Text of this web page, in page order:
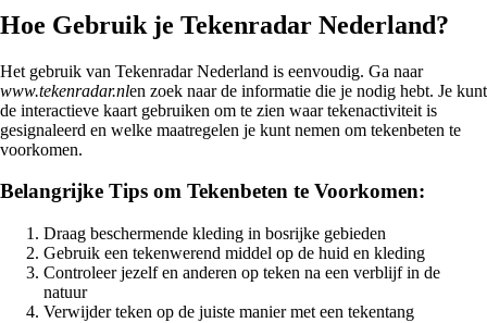
Hoe Gebruik je Tekenradar Nederland?
Het gebruik van Tekenradar Nederland is eenvoudig. Ga naar
www.tekenradar.nlen zoek naar de informatie die je nodig hebt. Je kunt
de interactieve kaart gebruiken om te zien waar tekenactiviteit is
gesignaleerd en welke maatregelen je kunt nemen om tekenbeten te
voorkomen.
Belangrijke Tips om Tekenbeten te Voorkomen:
Draag beschermende kleding in bosrijke gebieden
Gebruik een tekenwerend middel op de huid en kleding
Controleer jezelf en anderen op teken na een verblijf in de
natuur
Verwijder teken op de juiste manier met een tekentang